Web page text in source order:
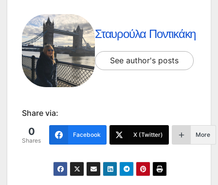
Σταυρούλα Ποντικάκη
See author's posts
Share via:
0
Shares
Facebook X (Twitter) More